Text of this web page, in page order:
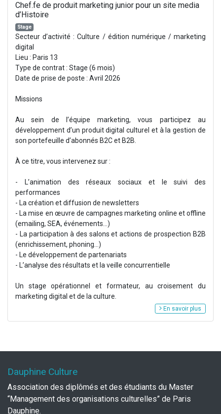
Chef.fe de produit marketing junior pour un site media
d’Histoire
Stage
Secteur d’activité : Culture / édition numérique / marketing
digital
Lieu : Paris 13
Type de contrat : Stage (6 mois)
Date de prise de poste : Avril 2026
Missions
Au sein de l’équipe marketing, vous participez au
développement d’un produit digital culturel et à la gestion de
son portefeuille d’abonnés B2C et B2B.
À ce titre, vous intervenez sur :
- L’animation des réseaux sociaux et le suivi des
performances
- La création et diffusion de newsletters
- La mise en œuvre de campagnes marketing online et offline
(emailing, SEA, événements…)
- La participation à des salons et actions de prospection B2B
(enrichissement, phoning...)
- Le développement de partenariats
- L’analyse des résultats et la veille concurrentielle
Un stage opérationnel et formateur, au croisement du
marketing digital et de la culture.
En savoir plus
Dauphine Culture
Association des diplômés et des étudiants du Master
“Management des organisations culturelles” de Paris
Dauphine.